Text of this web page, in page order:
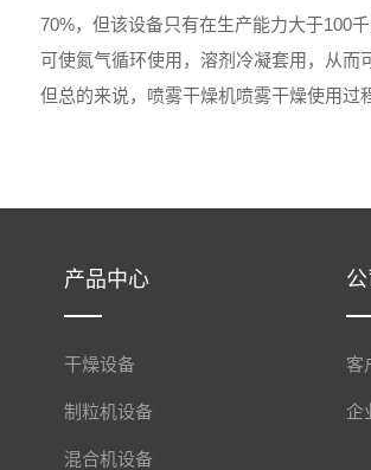
70%，但该设备只有在生产能力大于100
可使氮气循环使用，溶剂冷凝套用，从而
但总的来说，喷雾干燥机喷雾干燥使用过
产品中心
干燥设备
制粒机设备
混合机设备
客
企